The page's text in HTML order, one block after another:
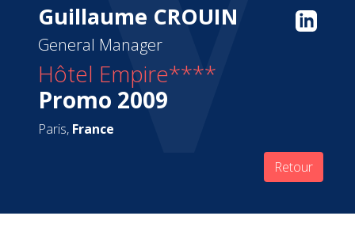
Guillaume CROUIN
General Manager
Hôtel Empire****
Promo 2009
Paris, France
Retour